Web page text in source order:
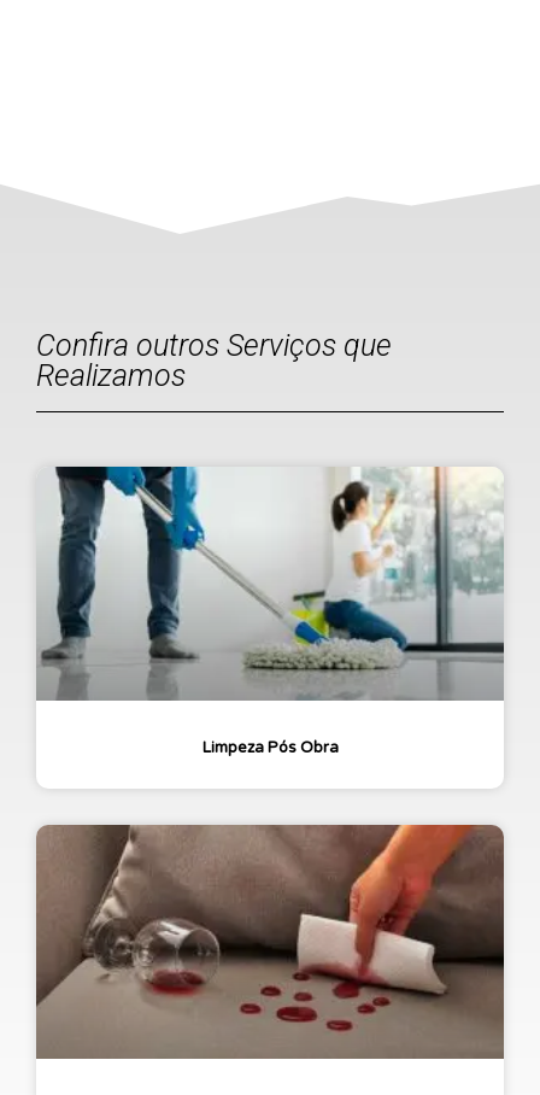
Confira outros Serviços que
Realizamos
Limpeza Pós Obra